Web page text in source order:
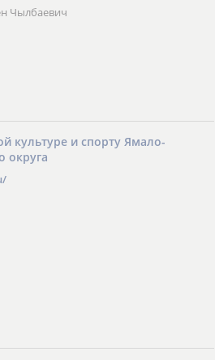
Чылбаевич
культуре и спорту Ямало-
округа